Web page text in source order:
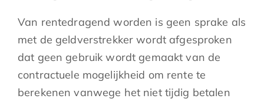
Van rentedragend worden is geen sprake als
met de geldverstrekker wordt afgesproken
dat geen gebruik wordt gemaakt van de
contractuele mogelijkheid om rente te
berekenen vanwege het niet tijdig betalen